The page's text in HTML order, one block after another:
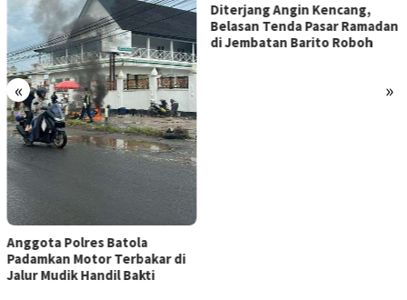
« »
Anggota Polres Batola
Padamkan Motor Terbakar di
Jalur Mudik Handil Bakti
Diterjang Angin Kencang,
Belasan Tenda Pasar Ramadan
di Jembatan Barito Roboh